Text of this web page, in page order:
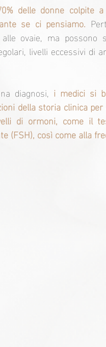
delle donne colpite
se ci pensiamo.
ovaie, ma
livelli eccessivi di
diagnosi, i medici si
della storia clinica
di ormoni, come il
(FSH), così come alla